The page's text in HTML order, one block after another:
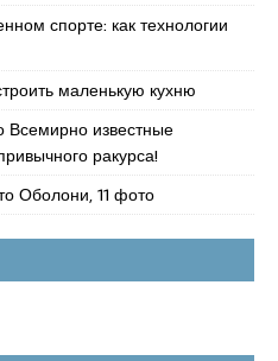
спорте: как технологии
маленькую кухню
Всемирно известные
ракурса!
Оболони, 11 фото